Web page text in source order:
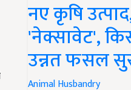
नए कृषि
'नेक्सावेट',
उन्नत फसल
Animal Husbandry